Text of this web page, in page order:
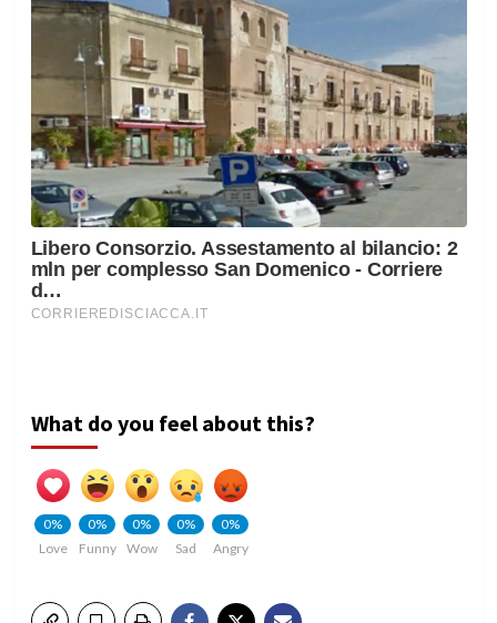
What do you feel about this?
0%
Love
0%
Funny
0%
Wow
0%
Sad
0%
Angry